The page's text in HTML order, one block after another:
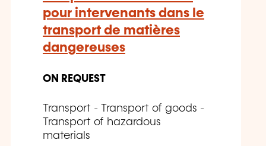
pour intervenants dans le
transport de matières
dangereuses
ON REQUEST
Transport - Transport of goods -
Transport of hazardous
materials